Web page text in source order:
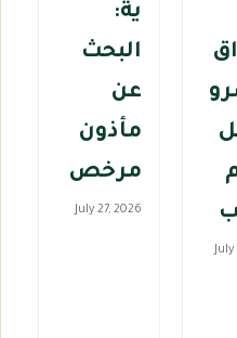
ية:
البحث
عن
مأذون
مرخص
July 27, 2026